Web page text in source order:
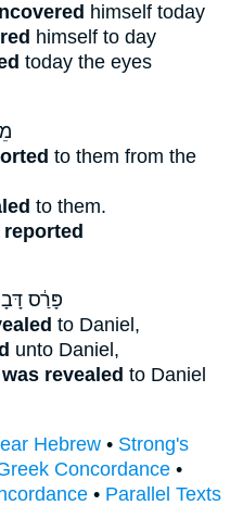
himself today
himself to day
today the eyes
to them from the
to them.
reported
פָּרַ֔ס
to Daniel,
unto Daniel,
was revealed to Daniel
Hebrew • Strong's
Concordance •
• Parallel Texts